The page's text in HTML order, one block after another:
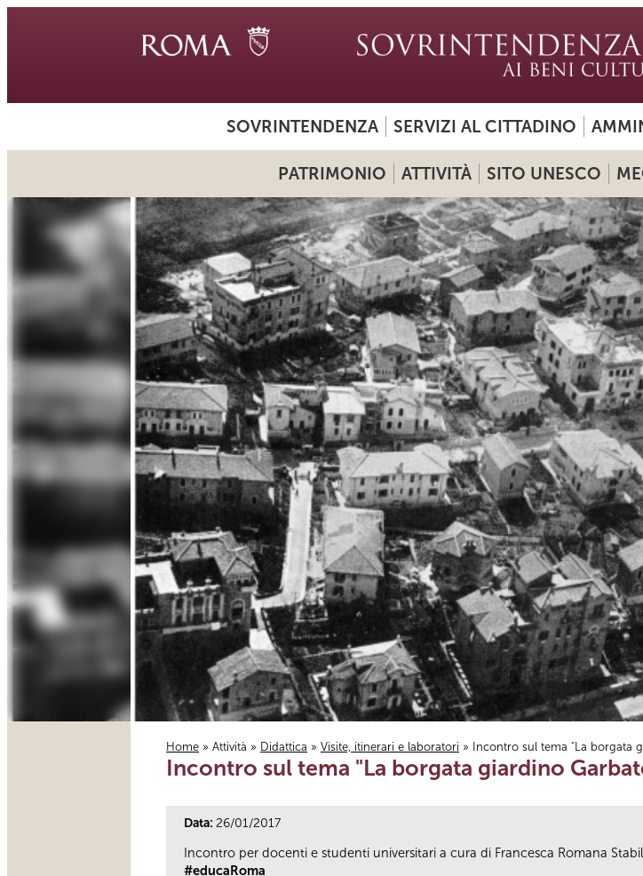
SOVRINTENDENZA SERVIZI AL CITTADINO
PATRIMONIO ATTIVITÀ SITO UNESCO
Tu sei qui
Home » Attività » Didattica » Visite, itinerari e laboratori » Incontro sul tema "La borgata
Incontro sul tema "La borgata giardino
Data: 26/01/2017
Incontro per docenti e studenti universitari a cura di Francesca Romana
#educaRoma